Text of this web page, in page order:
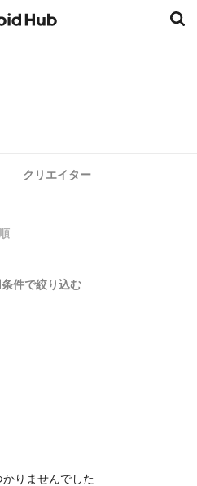
クリエイター
件で絞り込む
りませんでした